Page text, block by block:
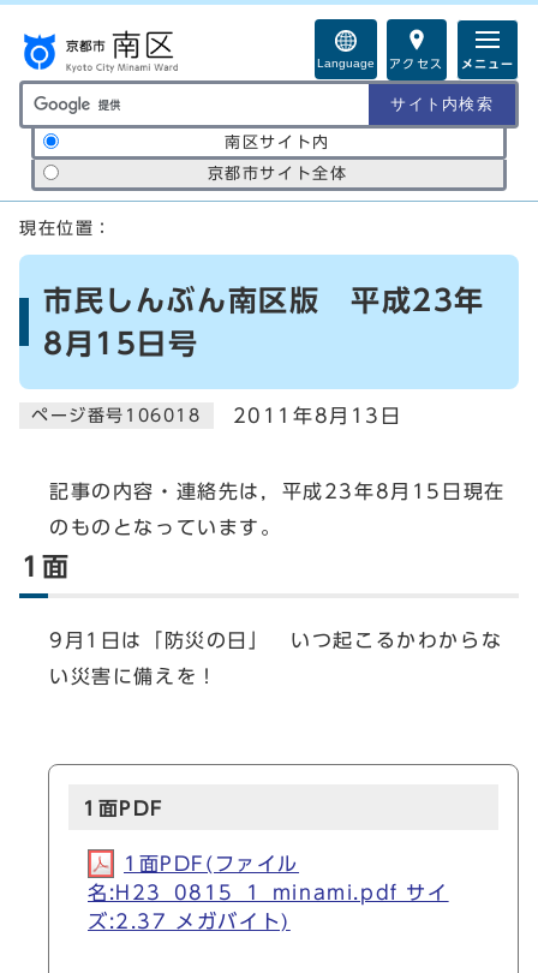
Language アクセス メニュー
サイト内検索の範囲
南区サイト内
京都市サイト全体
ここから本文です
現在位置：
市民しんぶん南区版 平成23年
8月15日号
ページ番号106018 2011年8月13日
記事の内容・連絡先は，平成23年8月15日現在
のものとなっています。
1面
9月1日は「防災の日」 いつ起こるかわからな
い災害に備えを！
1面PDF
1面PDF(ファイル
名:H23_0815_1_minami.pdf サイ
ズ:2.37 メガバイト)